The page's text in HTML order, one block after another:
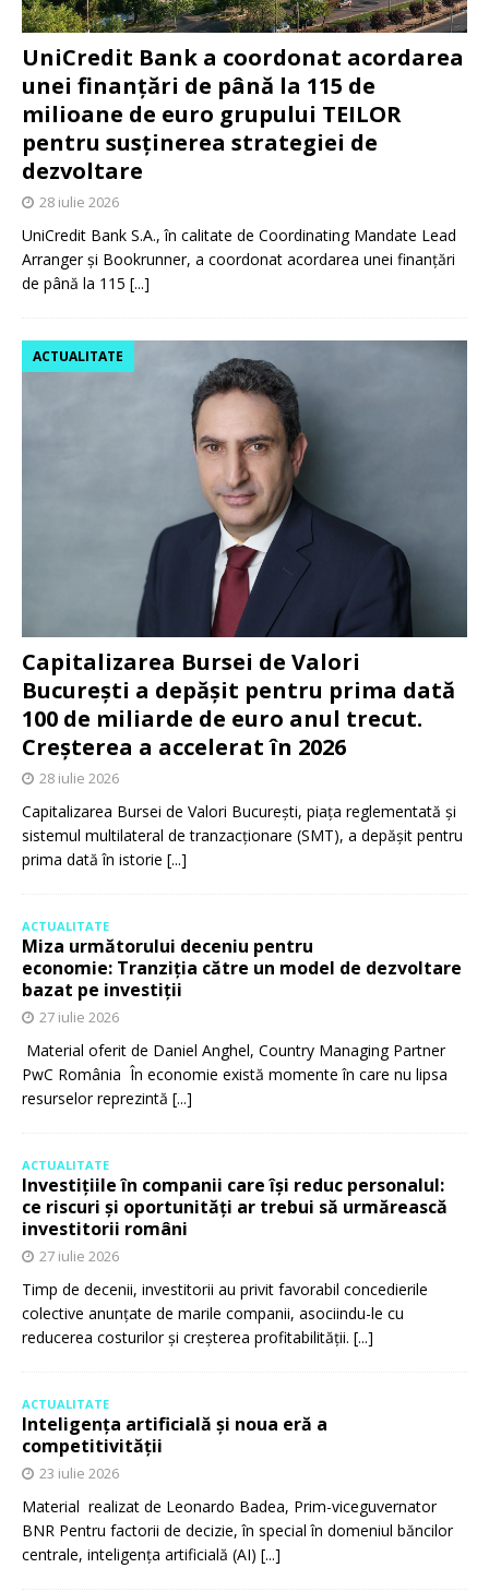
UniCredit Bank a coordonat acordarea
unei finanțări de până la 115 de
milioane de euro grupului TEILOR
pentru susținerea strategiei de
dezvoltare
28 iulie 2026
UniCredit Bank S.A., în calitate de Coordinating Mandate Lead
Arranger și Bookrunner, a coordonat acordarea unei finanțări
de până la 115 [...]
Capitalizarea Bursei de Valori
București a depășit pentru prima dată
100 de miliarde de euro anul trecut.
Creșterea a accelerat în 2026
ACTUALITATE
28 iulie 2026
Capitalizarea Bursei de Valori București, piața reglementată și
sistemul multilateral de tranzacționare (SMT), a depășit pentru
prima dată în istorie [...]
ACTUALITATE
Miza următorului deceniu pentru
economie: Tranziția către un model de dezvoltare
bazat pe investiții
27 iulie 2026
Material oferit de Daniel Anghel, Country Managing Partner
PwC România În economie există momente în care nu lipsa
resurselor reprezintă [...]
ACTUALITATE
Investițiile în companii care își reduc personalul:
ce riscuri și oportunități ar trebui să urmărească
investitorii români
27 iulie 2026
Timp de decenii, investitorii au privit favorabil concedierile
colective anunțate de marile companii, asociindu-le cu
reducerea costurilor și creșterea profitabilității. [...]
ACTUALITATE
Inteligența artificială și noua eră a
competitivității
23 iulie 2026
Material realizat de Leonardo Badea, Prim-viceguvernator
BNR Pentru factorii de decizie, în special în domeniul băncilor
centrale, inteligența artificială (AI) [...]